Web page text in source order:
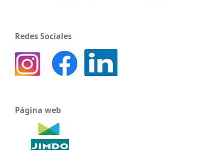
Redes Sociales
Página web